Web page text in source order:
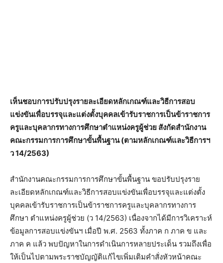
เห็นชอบการปรับปรุงรายละเอียดหลักเกณฑ์และวิธีการสอบ
แข่งขันเพื่อบรรจุและแต่งตั้งบุคคลเข้ารับราชการเป็นข้าราชการ
ครูและบุคลากรทางการศึกษาตำแหน่งครูผู้ช่วย สังกัดสำนักงาน
คณะกรรมการการศึกษาขั้นพื้นฐาน (ตามหลักเกณฑ์และวิธีการฯ
ว 14/2563)
สำนักงานคณะกรรมการการศึกษาขั้นพื้นฐาน ขอปรับปรุงราย
ละเอียดหลักเกณฑ์และวิธีการสอบแข่งขันเพื่อบรรจุและแต่งตั้ง
บุคคลเข้ารับราชการเป็นข้าราชการครูและบุคลากรทางการ
ศึกษา ตำแหน่งครูผู้ช่วย (ว 14/2563) เนื่องจากได้มีการวิเคราะห์
ข้อมูลการสอบแข่งขันฯ เมื่อปี พ.ศ. 2563 ทั้งภาค ก ภาค ข และ
ภาค ค แล้ว พบปัญหาในการดำเนินการหลายประเด็น รวมถึงเพื่อ
ให้เป็นไปตามพระราชบัญญัติแก้ไขเพิ่มเติมคำสั่งหัวหน้าคณะ